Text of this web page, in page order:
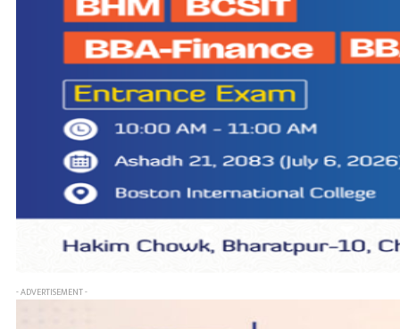
- ADVERTISEMENT -